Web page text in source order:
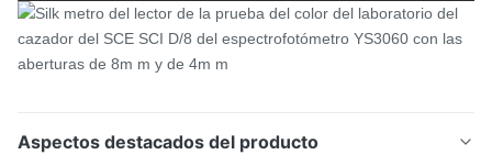
Aspectos destacados del producto